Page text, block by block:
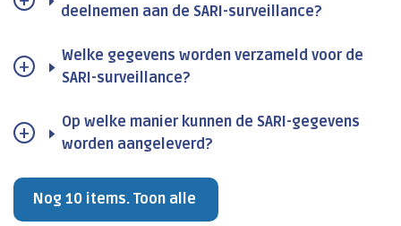
deelnemen aan de SARI-surveillance?
Welke gegevens worden verzameld voor de
SARI-surveillance?
Op welke manier kunnen de SARI-gegevens
worden aangeleverd?
Nog 10 items. Toon alle